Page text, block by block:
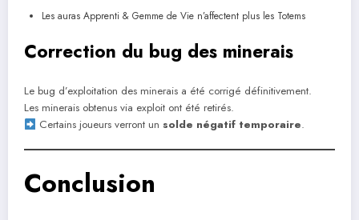
Les auras Apprenti & Gemme de Vie n’affectent plus les Totems
Correction du bug des minerais
Le bug d’exploitation des minerais a été corrigé définitivement.
Les minerais obtenus via exploit ont été retirés.
Certains joueurs verront unsolde négatif temporaire.
Conclusion